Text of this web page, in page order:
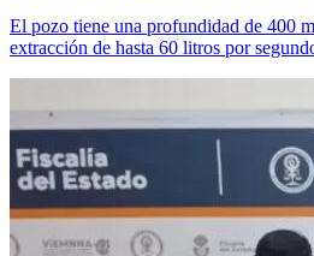
El pozo tiene una profundidad de 400
extracción de hasta 60 litros por